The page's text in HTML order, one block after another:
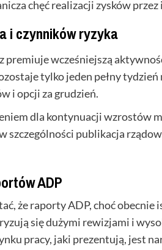
chęć realizacji zysków
i czynników ryzyka
premiuje wcześniejszą
tylko jeden pełny
i opcji za grudzień.
dla kontynuacji wzrostów
szczególności publikacja
ADP
że raporty ADP, choć obecnie
się dużymi rewizjami i
pracy, jaki prezentują, jest